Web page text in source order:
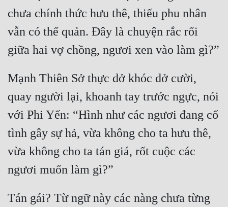
chưa chính thức hưu thê, thiếu phu nhân
vẫn có thể quản. Đây là chuyện rắc rối
Mạnh Thiên Sở thực dở khóc dở cười,
quay người lại, khoanh tay trước ngực, nói
với Phi Yến: “Hình như các ngươi đang cố
tình gây sự hả, vừa không cho ta hưu thê,
vừa không cho ta tán giá, rốt cuộc các
Tán gái? Từ ngữ này các nàng chưa từng